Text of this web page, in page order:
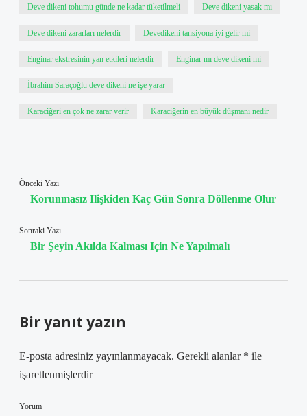
Deve dikeni tohumu günde ne kadar tüketilmeli Deve dikeni yasak mı
Deve dikeni zararları nelerdir Devedikeni tansiyona iyi gelir mi
Enginar ekstresinin yan etkileri nelerdir Enginar mı deve dikeni mi
İbrahim Saraçoğlu deve dikeni ne işe yarar
Karaciğeri en çok ne zarar verir Karaciğerin en büyük düşmanı nedir
Önceki Yazı
Korunmasız Ilişkiden Kaç Gün Sonra Döllenme Olur
Sonraki Yazı
Bir Şeyin Akılda Kalması Için Ne Yapılmalı
Bir yanıt yazın
E-posta adresiniz yayınlanmayacak. Gerekli alanlar * ile
işaretlenmişlerdir
Yorum